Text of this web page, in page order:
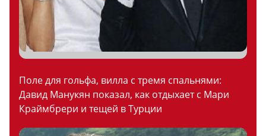
Поле для гольфа, вилла с тремя спальнями:
Давид Манукян показал, как отдыхает с Мари
Краймбрери и тещей в Турции